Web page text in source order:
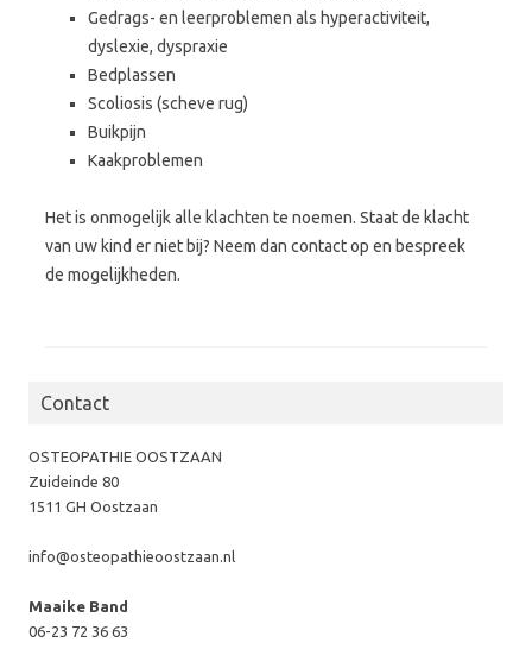
Gedrags- en leerproblemen als hyperactiviteit,
dyslexie, dyspraxie
Bedplassen
Scoliosis (scheve rug)
Buikpijn
Kaakproblemen
Het is onmogelijk alle klachten te noemen. Staat de klacht
van uw kind er niet bij? Neem dan contact op en bespreek
de mogelijkheden.
Contact
OSTEOPATHIE OOSTZAAN
Zuideinde 80
1511 GH Oostzaan
info@osteopathieoostzaan.nl
Maaike Band
06-23 72 36 63